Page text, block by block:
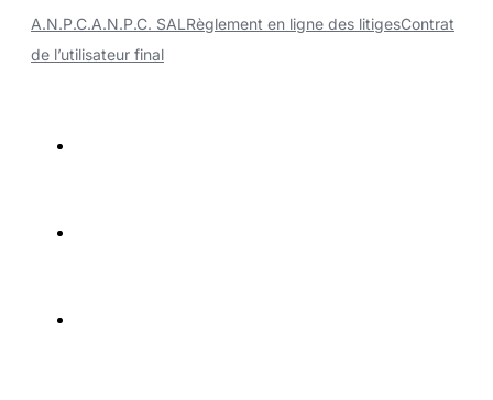
A.N.P.C.A.N.P.C. SALRèglement en ligne des litigesContrat
de l’utilisateur final